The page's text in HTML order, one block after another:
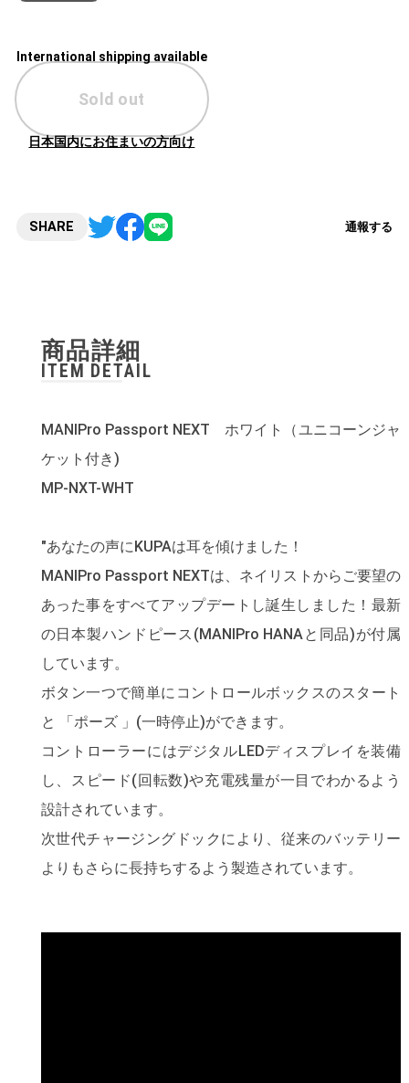
International shipping available
Sold out
日本国内にお住まいの方向け
SHARE 通報する
商品詳細
ITEM DETAIL
MANIPro Passport NEXT ホワイト（ユニコーンジャ
ケット付き)
MP-NXT-WHT
"あなたの声にKUPAは耳を傾けました！
MANIPro Passport NEXTは、ネイリストからご要望の
あった事をすべてアップデートし誕生しました！最新
の日本製ハンドピース(MANIPro HANAと同品)が付属
しています。
ボタン一つで簡単にコントロールボックスのスタート
と 「ポーズ 」(一時停止)ができます。
コントローラーにはデジタルLEDディスプレイを装備
し、スピード(回転数)や充電残量が一目でわかるよう
設計されています。
次世代チャージングドックにより、従来のバッテリー
よりもさらに長持ちするよう製造されています。